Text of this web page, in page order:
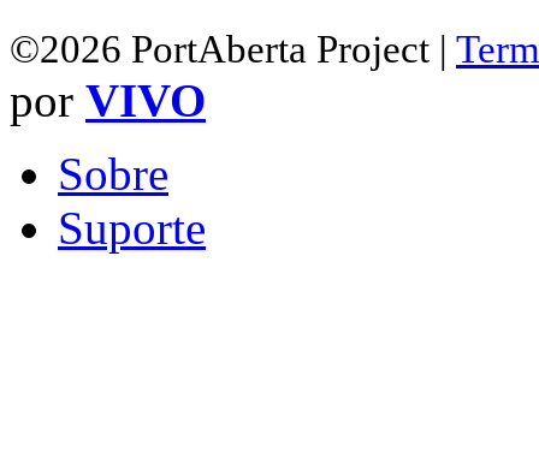
©2026 PortAberta Project |
por VIVO
Sobre
Suporte